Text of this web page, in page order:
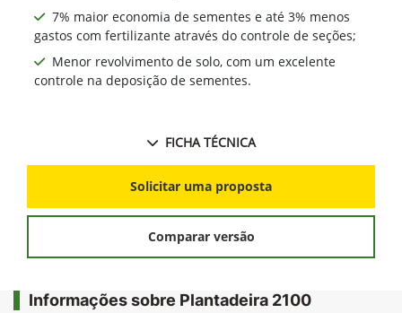
7% maior economia de sementes e até 3% menos
gastos com fertilizante através do controle de seções;
Menor revolvimento de solo, com um excelente
controle na deposição de sementes.
FICHA TÉCNICA
Solicitar uma proposta
Comparar versão
Informações sobre Plantadeira 2100